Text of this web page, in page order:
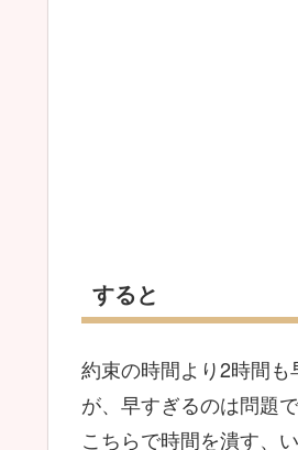
すると
約束の時間より2時間
が、早すぎるのは問題
こちらで時間を潰す、